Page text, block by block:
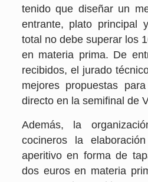
tenido que diseñar un
entrante, plato principal
total no debe superar los
en materia prima. De
recibidos, el jurado
mejores propuestas
directo en la semifinal de
Además, la
cocineros la
aperitivoen forma de
dos euros en materia